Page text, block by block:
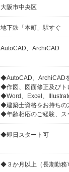
大阪市中央区
地下鉄「本町」駅すぐ
AutoCAD、ArchiCAD
◆AutoCAD、ArchiCAD
◆作図、図面修正及びト
◆Word、Excel、
◆建築士資格をお持ちの
◆年齢相応のご経験、ス
◆即日スタート可
◆３か月以上（長期勤務